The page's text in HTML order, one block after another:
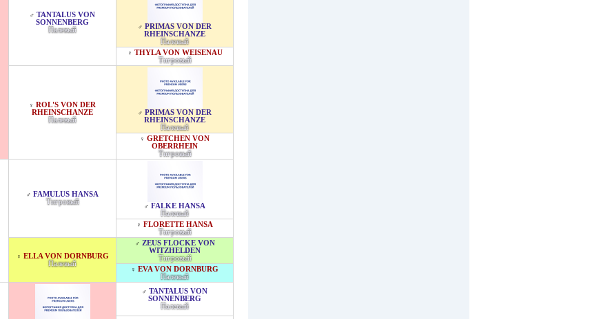
♂ TANTALUS VON
SONNENBERG
Палевый
♂ PRIMAS VON DER
RHEINSCHANZE
Палевый
♀ THYLA VON WEISENAU
Тигровый
♀ ROL'S VON DER
RHEINSCHANZE
Палевый
♂ PRIMAS VON DER
RHEINSCHANZE
Палевый
♀ GRETCHEN VON
OBERRHEIN
Тигровый
♂ FAMULUS HANSA
Тигровый
♂ FALKE HANSA
Палевый
♀ FLORETTE HANSA
Тигровый
♀ ELLA VON DORNBURG
Палевый
♂ ZEUS FLOCKE VON
WITZHELDEN
Тигровый
♀ EVA VON DORNBURG
Палевый
♂ TANTALUS VON
SONNENBERG
Палевый